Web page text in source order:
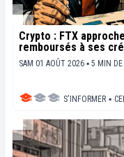
Crypto : FTX
remboursés à ses
SAM 01 AOÛT 2026 ▪ 5 MIN DE
S'INFORMER ▪